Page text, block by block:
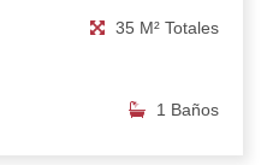
35 M² Totales
1 Baños